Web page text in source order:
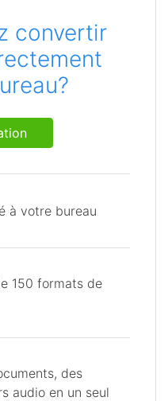
convertir
à votre bureau
150 formats de
des
audio en un seul